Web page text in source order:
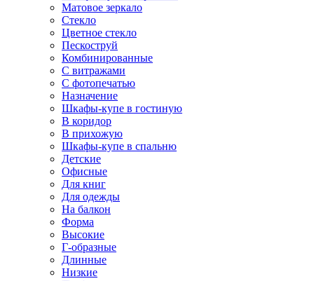
Матовое зеркало
Стекло
Цветное стекло
Пескоструй
Комбинированные
С витражами
С фотопечатью
Назначение
Шкафы-купе в гостиную
В коридор
В прихожую
Шкафы-купе в спальню
Детские
Офисные
Для книг
Для одежды
На балкон
Форма
Высокие
Г-образные
Длинные
Низкие